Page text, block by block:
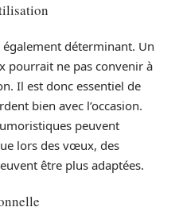
déterminant. Un
pourrait ne pas convenir à
Il est donc essentiel de
bien avec l’occasion.
peuvent
lors des vœux, des
être plus adaptées.